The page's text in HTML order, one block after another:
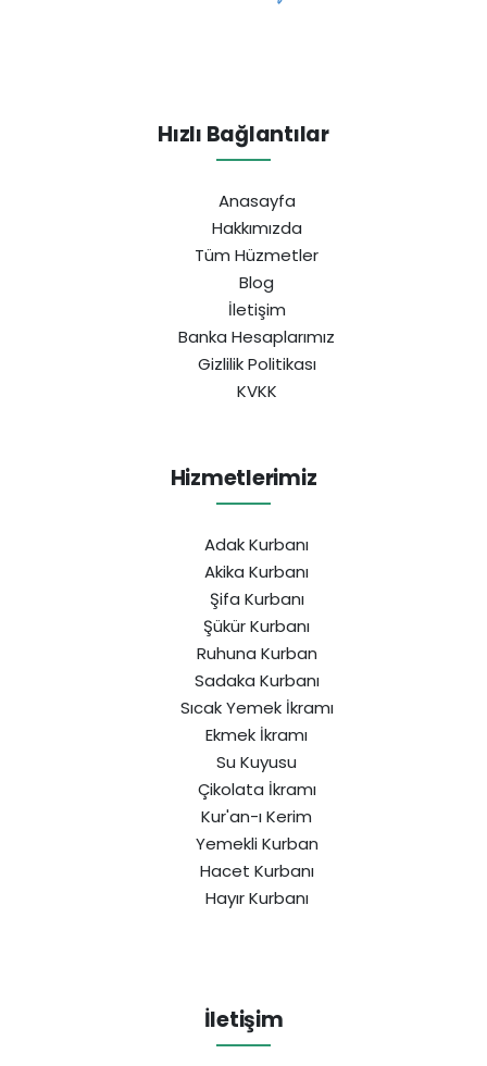
Hızlı Bağlantılar
Anasayfa
Hakkımızda
Tüm Hüzmetler
Blog
İletişim
Banka Hesaplarımız
Gizlilik Politikası
KVKK
Hizmetlerimiz
Adak Kurbanı
Akika Kurbanı
Şifa Kurbanı
Şükür Kurbanı
Ruhuna Kurban
Sadaka Kurbanı
Sıcak Yemek İkramı
Ekmek İkramı
Su Kuyusu
Çikolata İkramı
Kur'an-ı Kerim
Yemekli Kurban
Hacet Kurbanı
Hayır Kurbanı
İletişim